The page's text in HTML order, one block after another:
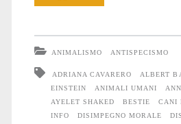
ANIMALISMO ANTISPECISMO
ADRIANA CAVARERO ALBERT
EINSTEIN
ANIMALI UMANI
AYELET SHAKED
BESTIE CANI
INFO
DISIMPEGNO MORALE